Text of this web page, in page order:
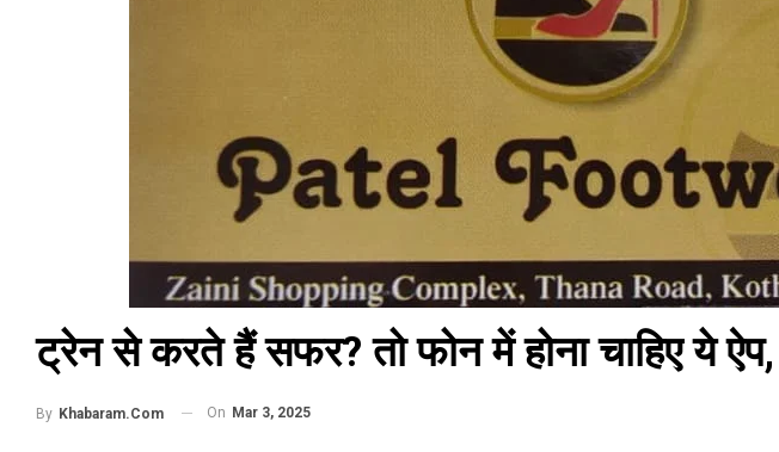
ट्रेन से करते हैं सफर? तो फोन में होना चाहिए ये ऐप,
By Khabaram.Com On Mar 3, 2025